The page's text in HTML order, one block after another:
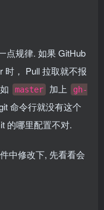
点规律. 如果 GitHub
时， Pull 拉取就不报
master 加上
gh-
命令行就没有这个
的哪里配置不对.
中修改下, 先看看会